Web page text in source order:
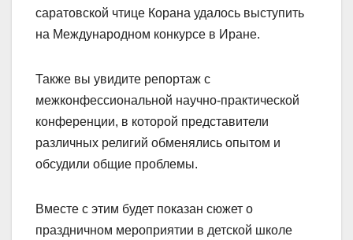
саратовской чтице Корана удалось выступить
на Международном конкурсе в Иране.
Также вы увидите репортаж с
межконфессиональной научно-практической
конференции, в которой представители
различных религий обменялись опытом и
обсудили общие проблемы.
Вместе с этим будет показан сюжет о
праздничном мероприятии в детской школе